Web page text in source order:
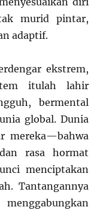
murid pintar,
adaptif.
ekstrem,
itulah lahir
bermental
global. Dunia
mereka—bahwa
rasa hormat
menciptakan
Tantangannya